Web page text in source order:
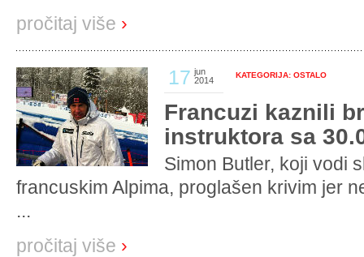
pročitaj više ›
17 jun
2014
KATEGORIJA: OSTALO
Francuzi kaznili
instruktora sa
Simon Butler, koji vodi
francuskim Alpima, proglašen krivim jer
...
pročitaj više ›